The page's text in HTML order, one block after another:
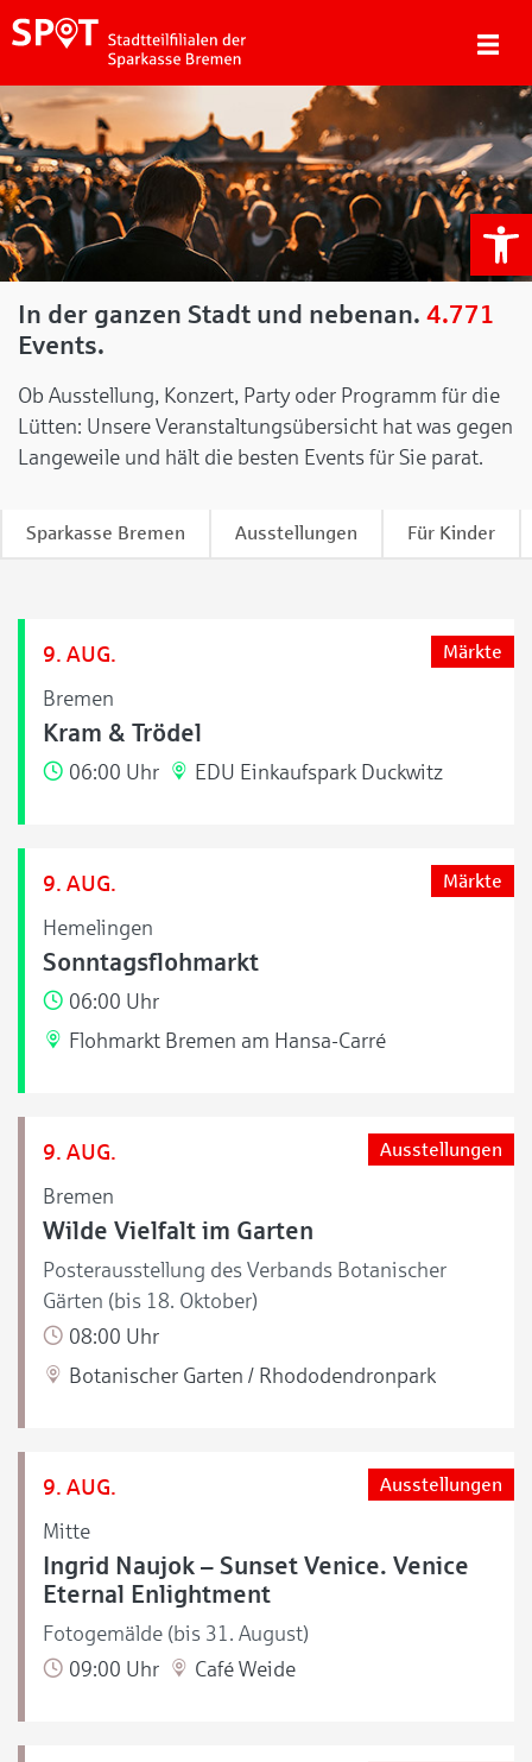
In der ganzen Stadt und nebenan. 4.771
Events.
Ob Ausstellung, Konzert, Party oder Programm für die
Lütten: Unsere Veranstaltungsübersicht hat was gegen
Langeweile und hält die besten Events für Sie parat.
Sparkasse Bremen Ausstellungen Für Kinder
9. AUG.
Bremen
Märkte
Kram & Trödel
06:00 Uhr EDU Einkaufspark Duckwitz
9. AUG.
Hemelingen
Märkte
Sonntagsflohmarkt
06:00 Uhr
Flohmarkt Bremen am Hansa-Carré
9. AUG.
Bremen
Ausstellungen
Wilde Vielfalt im Garten
Posterausstellung des Verbands Botanischer
Gärten (bis 18. Oktober)
08:00 Uhr
Botanischer Garten / Rhododendronpark
9. AUG.
Mitte
Ausstellungen
Ingrid Naujok – Sunset Venice. Venice
Eternal Enlightment
Fotogemälde (bis 31. August)
09:00 Uhr
Café Weide